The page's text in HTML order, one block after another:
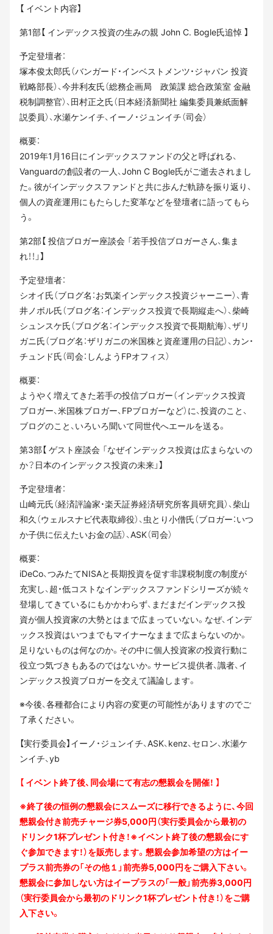
【 イベント内容】
第1部【 インデックス投資の生みの親 John C. Bogle氏追悼 】
予定登壇者：
塚本俊太郎氏（バンガード・インベストメンツ・ジャパン 投資
戦略部長）、今井利友氏（総務企画局 政策課 総合政策室 金融
税制調整官）、田村正之氏（日本経済新聞社 編集委員兼紙面解
説委員）、水瀬ケンイチ、イーノ・ジュンイチ（司会）
概要：
2019年1月16日にインデックスファンドの父と呼ばれる、
Vanguardの創設者の一人、John C Bogle氏がご逝去されまし
た。彼がインデックスファンドと共に歩んだ軌跡を振り返り、
個人の資産運用にもたらした変革などを登壇者に語ってもら
う。
第2部【 投信ブロガー座談会 「若手投信ブロガーさん、集ま
れ！！」】
予定登壇者：
シオイ氏（ブログ名：お気楽インデックス投資ジャーニー）、青
井ノボル氏（ブログ名：インデックス投資で長期縦走へ）、柴崎
シュンスケ氏（ブログ名：インデックス投資で長期航海）、ザリ
ガニ氏（ブログ名：ザリガニの米国株と資産運用の日記）、カン・
チュンド氏（司会：しんようFPオフィス）
概要：
ようやく増えてきた若手の投信ブロガー（インデックス投資
ブロガー、米国株ブロガー、FPブロガーなど）に、投資のこと、
ブログのこと、いろいろ聞いて同世代へエールを送る。
第3部【 ゲスト座談会 「なぜインデックス投資は広まらないの
か？日本のインデックス投資の未来」】
予定登壇者：
山崎元氏（経済評論家・楽天証券経済研究所客員研究員）、柴山
和久（ウェルスナビ代表取締役）、虫とり小僧氏（ブロガー：いつ
か子供に伝えたいお金の話）、ASK（司会）
概要：
iDeCo、つみたてNISAと長期投資を促す非課税制度の制度が
充実し、超・低コストなインデックスファンドシリーズが続々
登場してきているにもかかわらず、まだまだインデックス投
資が個人投資家の大勢とはまで広まっていない。なぜ、インデ
ックス投資はいつまでもマイナーなままで広まらないのか。
足りないものは何なのか。その中に個人投資家の投資行動に
役立つ気づきもあるのではないか。サービス提供者、識者、イ
ンデックス投資ブロガーを交えて議論します。
※今後、各種都合により内容の変更の可能性がありますのでご
了承ください。
【実行委員会】イーノ・ジュンイチ、ASK、kenz、セロン、水瀬ケ
ンイチ、yb
【 イベント終了後、同会場にて有志の懇親会を開催！ 】
※終了後の恒例の懇親会にスムーズに移行できるように、今回
懇親会付き前売チャージ券5,000円（実行委員会から最初の
ドリンク1杯プレゼント付き！※イベント終了後の懇親会にす
ぐ参加できます！）を販売します。懇親会参加希望の方はイー
プラス前売券の「その他１」前売券5,000円をご購入下さい。
懇親会に参加しない方はイープラスの「一般」前売券3,000円
（実行委員会から最初のドリンク1杯プレゼント付き！）をご購
入下さい。